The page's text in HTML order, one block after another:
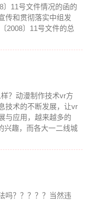
〕11号文件情况的函的
传和贯彻落实中组发
2008〕11号文件的总
？动漫制作技术vr方
技术的不断发展，让vr
与应用，越来越多的
兴趣，而各大一二线城
吗？？？？？当然违